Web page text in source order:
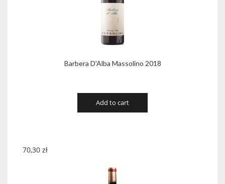
Barbera D'Alba Massolino 2018
Add to cart
70,30 zł